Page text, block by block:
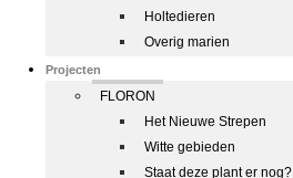
Holtedieren
Overig marien
Projecten
FLORON
Het Nieuwe Strepen
Witte gebieden
Staat deze plant er nog?